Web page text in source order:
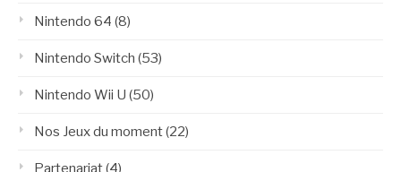
Nintendo 64 (8)
Nintendo Switch (53)
Nintendo Wii U (50)
Nos Jeux du moment(22)
Partenariat(4)